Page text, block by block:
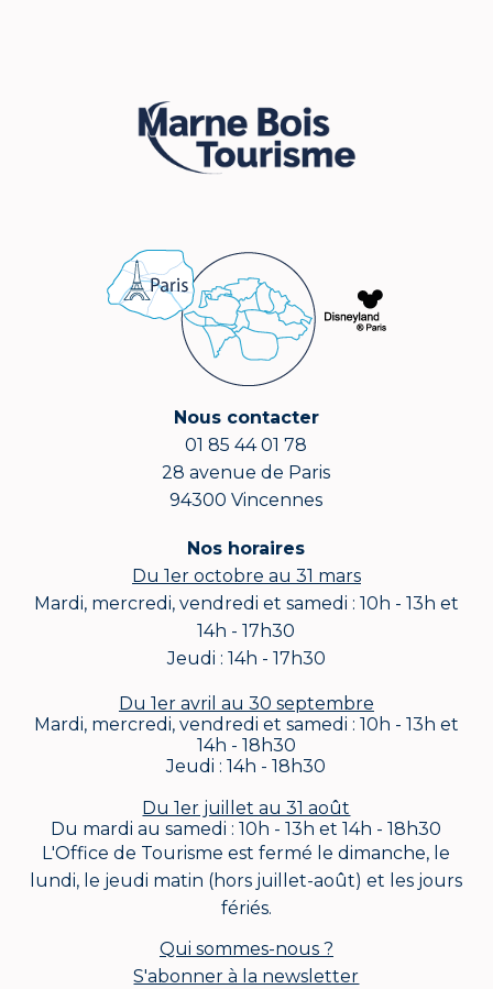
Nous contacter
01 85 44 01 78
28 avenue de Paris
94300 Vincennes
Nos horaires
Du 1er octobre au 31 mars
Mardi, mercredi, vendredi et samedi : 10h - 13h et
14h - 17h30
Jeudi : 14h - 17h30
Du 1er avril au 30 septembre
Mardi, mercredi, vendredi et samedi : 10h - 13h et
14h - 18h30
Jeudi : 14h - 18h30
Du 1er juillet au 31 août
Du mardi au samedi : 10h - 13h et 14h - 18h30
L'Office de Tourisme est fermé le dimanche, le
lundi, le jeudi matin (hors juillet-août) et les jours
fériés.
Qui sommes-nous ?
S'abonner à la newsletter